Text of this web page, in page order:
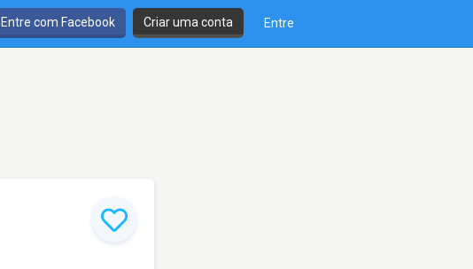
Entre com Facebook Criar uma conta Entre